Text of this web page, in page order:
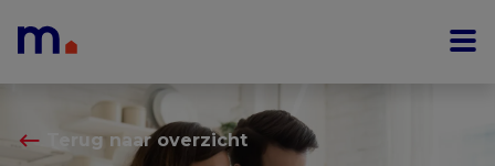
⟵ Terug naar overzicht